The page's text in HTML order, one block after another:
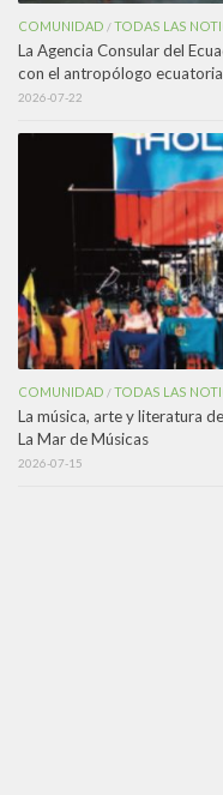
COMUNIDAD /TODAS LAS
La Agencia Consular del
con el antropólogo
2026-07-22
COMUNIDAD /TODAS LAS
La música, arte y literatura
La Mar de Músicas
2026-07-15